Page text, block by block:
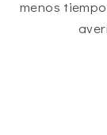
menos